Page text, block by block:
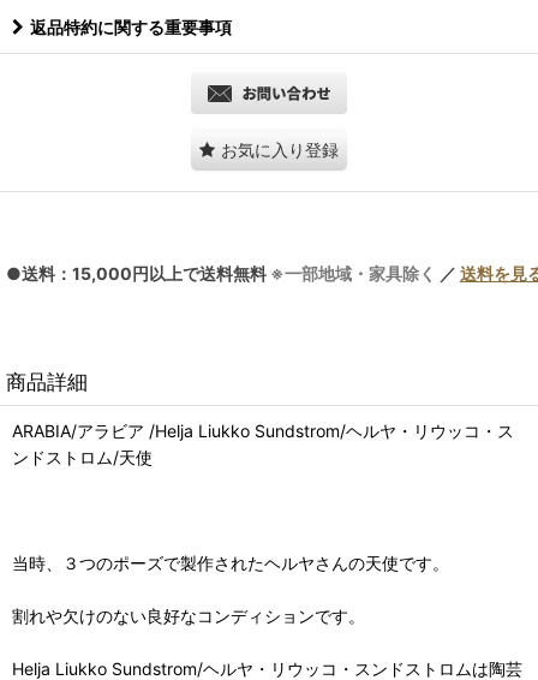
返品特約に関する重要事項
お気に入り登録
●送料：15,000円以上で送料無料 ※一部地域・家具除く ／ 送料を見
商品詳細
ARABIA/アラビア /Helja Liukko Sundstrom/ヘルヤ・リウッコ・ス
ンドストロム/天使
当時、３つのポーズで製作されたヘルヤさんの天使です。
割れや欠けのない良好なコンディションです。
Helja Liukko Sundstrom/ヘルヤ・リウッコ・スンドストロムは陶芸